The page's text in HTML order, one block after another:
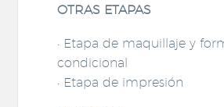
OTRAS ETAPAS
• Etapa de maquillaje y
condicional
• Etapa de impresión